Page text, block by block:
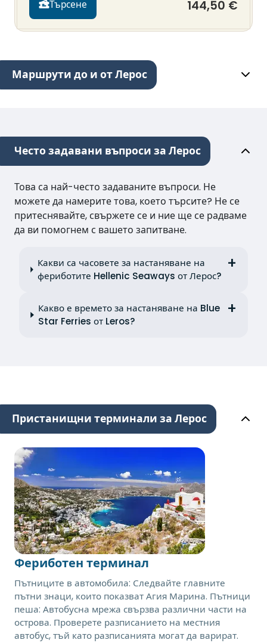
Търсене 144,50 €
Маршрути до и от Лерос
Често задавани въпроси за Лерос
Това са най-често задаваните въпроси. Не
можете да намерите това, което търсите? Не се
притеснявайте, свържете се и ние ще се радваме
да ви помогнем с вашето запитване.
Какви са часовете за настаняване на
фериботите Hellenic Seaways от Лерос?
Какво е времето за настаняване на Blue
Star Ferries от Leros?
Пристанищни терминали за Лерос
Фериботен терминал
Пътниците в автомобила: Следвайте главните
пътни знаци, които показват Агия Марина. Пътници
пеша: Автобусна мрежа свързва различни части на
острова. Проверете разписанието на местния
автобус, тъй като разписанията могат да варират.